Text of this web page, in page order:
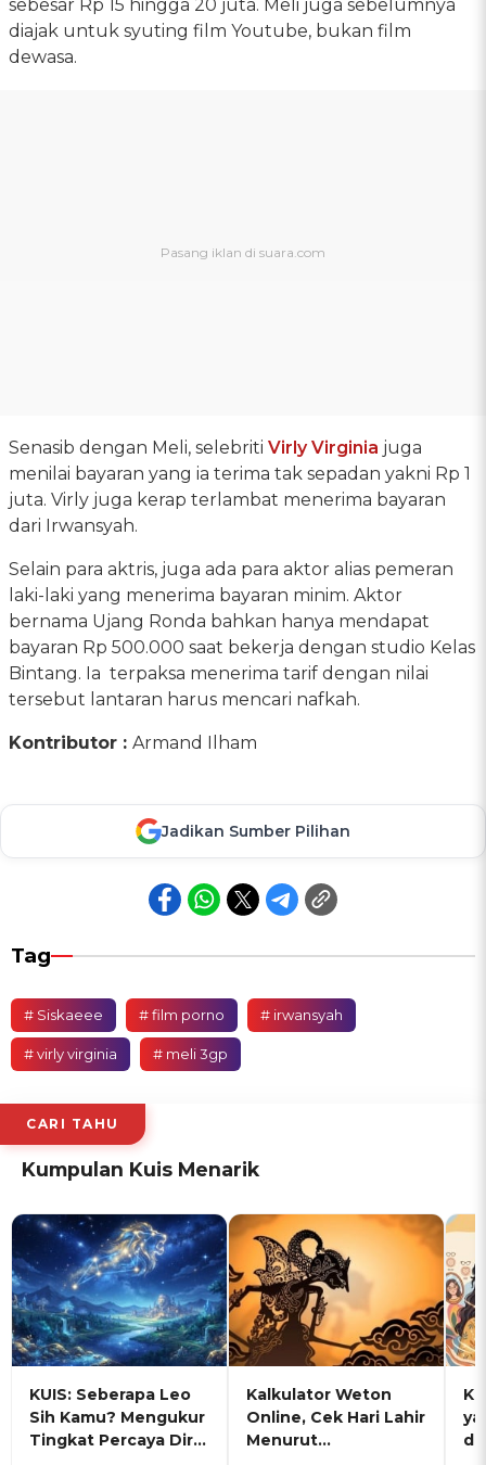
sebesar Rp 15 hingga 20 juta. Meli juga sebelumnya
diajak untuk syuting film Youtube, bukan film
dewasa.
Senasib dengan Meli, selebriti Virly Virginia juga
menilai bayaran yang ia terima tak sepadan yakni Rp 1
juta. Virly juga kerap terlambat menerima bayaran
dari Irwansyah.
Selain para aktris, juga ada para aktor alias pemeran
laki-laki yang menerima bayaran minim. Aktor
bernama Ujang Ronda bahkan hanya mendapat
bayaran Rp 500.000 saat bekerja dengan studio Kelas
Bintang. Ia terpaksa menerima tarif dengan nilai
tersebut lantaran harus mencari nafkah.
Kontributor : Armand Ilham
Jadikan Sumber Pilihan
Tag
# Siskaeee # film porno # irwansyah
# virly virginia # meli 3gp
CARI TAHU
Kumpulan Kuis Menarik
KUIS: Seberapa Leo
Sih Kamu? Mengukur
Tingkat Percaya Diri
Kalkulator Weton
Online, Cek Hari Lahir
Menurut